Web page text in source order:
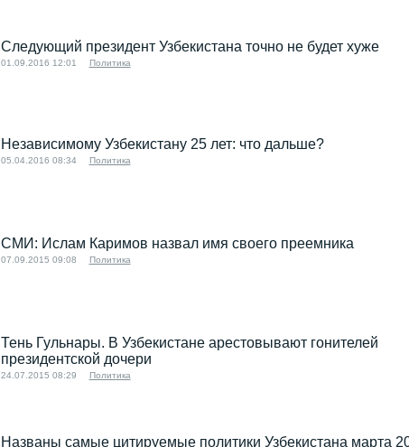
Следующий президент Узбекистана точно не будет хуже
01.09.2016 12:01 Политика
Независимому Узбекистану 25 лет: что дальше?
05.04.2016 08:34 Политика
СМИ: Ислам Каримов назвал имя своего преемника
07.09.2015 09:08 Политика
Тень Гульнары. В Узбекистане арестовывают гонителей
президентской дочери
24.07.2015 08:29 Политика
Названы самые цитируемые политики Узбекистана марта